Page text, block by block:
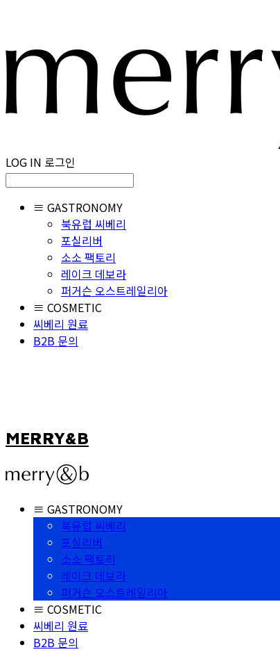
LOG IN 로그인
≡ GASTRONOMY
북유럽 씨베리
포실리버
소소 팩토리
레이크 데보라
퍼거슨 오스트레일리아
≡ COSMETIC
씨베리 원료
B2B 문의
MERRY&B
≡ GASTRONOMY
북유럽 씨베리
포실리버
소소 팩토리
레이크 데보라
퍼거슨 오스트레일리아
≡ COSMETIC
씨베리 원료
B2B 문의